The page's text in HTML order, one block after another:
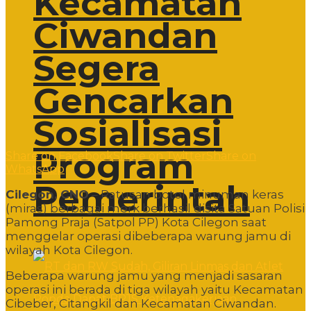
Ciwandan
Segera
Gencarkan
Sosialisasi
Program
Pemerintah
Share on FacebookShare on TwitterShare on
WhatsApp
Cilegon, CNO– Ratusan botol minuman keras
(miras) berbagai merk berhasil disita Satuan Polisi
Pamong Praja (Satpol PP) Kota Cilegon saat
menggelar operasi dibeberapa warung jamu di
wilayah Kota Cilegon.
Beberapa warung jamu yang menjadi sasaran
operasi ini berada di tiga wilayah yaitu Kecamatan
Cibeber, Citangkil dan Kecamatan Ciwandan.